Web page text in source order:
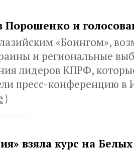
и
«Боингом»,
и региональные
лидеров КПРФ,
пресс-конференцию в
}
взяла курс на Белых